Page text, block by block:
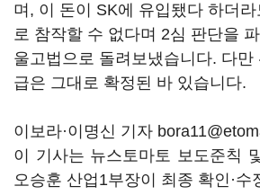
며, 이 돈이 SK에 유입됐다 하더
로 참작할 수 없다며 2심 판단을
울고법으로 돌려보냈습니다. 다만
급은 그대로 확정된 바 있습니다.
이보라·이명신 기자
이 기사는 뉴스토마토 보도준칙
오승훈 산업1부장이 최종 확인·수